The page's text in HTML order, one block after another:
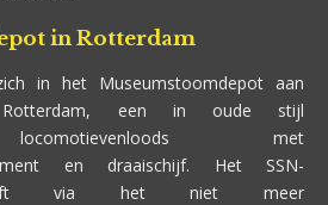
in Rotterdam
in het Museumstoomdepot aan
een in oude stijl
met
en draaischijf. Het SSN-
via het niet meer